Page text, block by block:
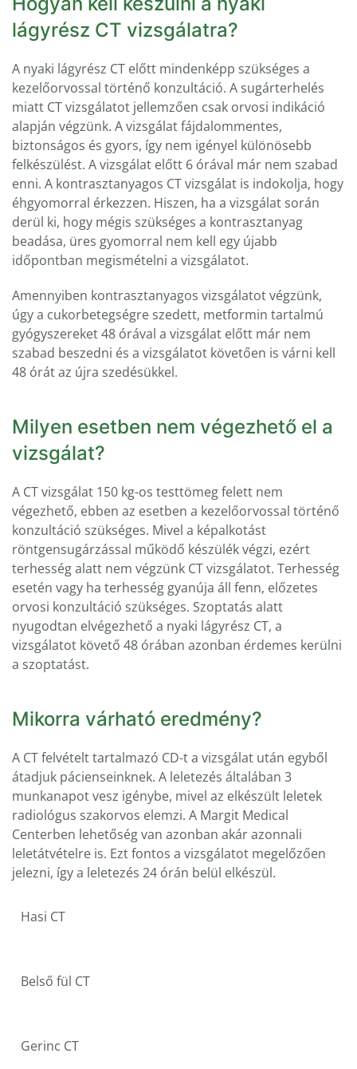
lágyrész CT vizsgálatra?
A nyaki lágyrész CT előtt mindenképp szükséges a
kezelőorvossal történő konzultáció. A sugárterhelés
miatt CT vizsgálatot jellemzően csak orvosi indikáció
alapján végzünk. A vizsgálat fájdalommentes,
biztonságos és gyors, így nem igényel különösebb
felkészülést. A vizsgálat előtt 6 órával már nem szabad
enni. A kontrasztanyagos CT vizsgálat is indokolja, hogy
éhgyomorral érkezzen. Hiszen, ha a vizsgálat során
derül ki, hogy mégis szükséges a kontrasztanyag
beadása, üres gyomorral nem kell egy újabb
időpontban megismételni a vizsgálatot.
Amennyiben kontrasztanyagos vizsgálatot végzünk,
úgy a cukorbetegségre szedett, metformin tartalmú
gyógyszereket 48 órával a vizsgálat előtt már nem
szabad beszedni és a vizsgálatot követően is várni kell
48 órát az újra szedésükkel.
Milyen esetben nem végezhető el a
vizsgálat?
A CT vizsgálat 150 kg-os testtömeg felett nem
végezhető, ebben az esetben a kezelőorvossal történő
konzultáció szükséges. Mivel a képalkotást
röntgensugárzással működő készülék végzi, ezért
terhesség alatt nem végzünk CT vizsgálatot. Terhesség
esetén vagy ha terhesség gyanúja áll fenn, előzetes
orvosi konzultáció szükséges. Szoptatás alatt
nyugodtan elvégezhető a nyaki lágyrész CT, a
vizsgálatot követő 48 órában azonban érdemes kerülni
a szoptatást.
Mikorra várható eredmény?
A CT felvételt tartalmazó CD-t a vizsgálat után egyből
átadjuk pácienseinknek. A leletezés általában 3
munkanapot vesz igénybe, mivel az elkészült leletek
radiológus szakorvos elemzi. A Margit Medical
Centerben lehetőség van azonban akár azonnali
leletátvételre is. Ezt fontos a vizsgálatot megelőzően
jelezni, így a leletezés 24 órán belül elkészül.
Hasi CT
Belső fül CT
Gerinc CT